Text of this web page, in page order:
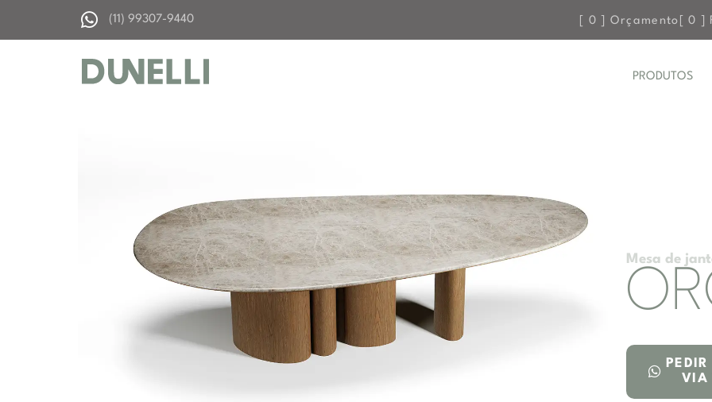
(11) 99307-9440 0 ] Orçamento [0 ]
PRODUTOS
Mesa de
VIA